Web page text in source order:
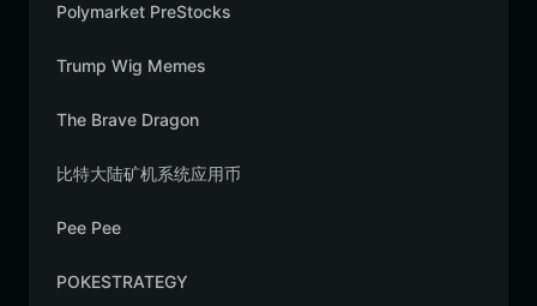
Polymarket PreStocks
Trump Wig Memes
The Brave Dragon
比特大陆矿机系统应用币
Pee Pee
POKESTRATEGY